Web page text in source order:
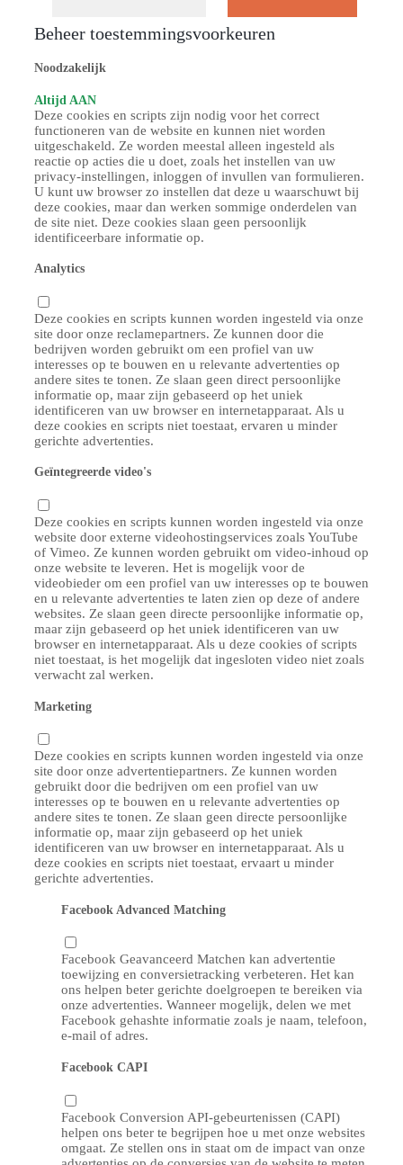
Beheer toestemmingsvoorkeuren
Noodzakelijk
Altijd AAN
Deze cookies en scripts zijn nodig voor het correct
functioneren van de website en kunnen niet worden
uitgeschakeld. Ze worden meestal alleen ingesteld als
reactie op acties die u doet, zoals het instellen van uw
privacy-instellingen, inloggen of invullen van formulieren.
U kunt uw browser zo instellen dat deze u waarschuwt bij
deze cookies, maar dan werken sommige onderdelen van
de site niet. Deze cookies slaan geen persoonlijk
identificeerbare informatie op.
Analytics
Deze cookies en scripts kunnen worden ingesteld via onze
site door onze reclamepartners. Ze kunnen door die
bedrijven worden gebruikt om een profiel van uw
interesses op te bouwen en u relevante advertenties op
andere sites te tonen. Ze slaan geen direct persoonlijke
informatie op, maar zijn gebaseerd op het uniek
identificeren van uw browser en internetapparaat. Als u
deze cookies en scripts niet toestaat, ervaren u minder
gerichte advertenties.
Geïntegreerde video's
Deze cookies en scripts kunnen worden ingesteld via onze
website door externe videohostingservices zoals YouTube
of Vimeo. Ze kunnen worden gebruikt om video-inhoud op
onze website te leveren. Het is mogelijk voor de
videobieder om een profiel van uw interesses op te bouwen
en u relevante advertenties te laten zien op deze of andere
websites. Ze slaan geen directe persoonlijke informatie op,
maar zijn gebaseerd op het uniek identificeren van uw
browser en internetapparaat. Als u deze cookies of scripts
niet toestaat, is het mogelijk dat ingesloten video niet zoals
verwacht zal werken.
Marketing
Deze cookies en scripts kunnen worden ingesteld via onze
site door onze advertentiepartners. Ze kunnen worden
gebruikt door die bedrijven om een ​​profiel van uw
interesses op te bouwen en u relevante advertenties op
andere sites te tonen. Ze slaan geen directe persoonlijke
informatie op, maar zijn gebaseerd op het uniek
identificeren van uw browser en internetapparaat. Als u
deze cookies en scripts niet toestaat, ervaart u minder
gerichte advertenties.
Facebook Advanced Matching
Facebook Geavanceerd Matchen kan advertentie
toewijzing en conversietracking verbeteren. Het kan
ons helpen beter gerichte doelgroepen te bereiken via
onze advertenties. Wanneer mogelijk, delen we met
Facebook gehashte informatie zoals je naam, telefoon,
e-mail of adres.
Facebook CAPI
Facebook Conversion API-gebeurtenissen (CAPI)
helpen ons beter te begrijpen hoe u met onze websites
omgaat. Ze stellen ons in staat om de impact van onze